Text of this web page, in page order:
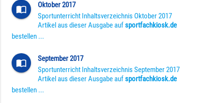
import_contacts
Oktober 2017
Sportunterricht Inhaltsverzeichnis Oktober 2017
Artikel aus dieser Ausgabe aufsportfachkiosk.de
bestellen ...
import_contacts
September 2017
Sportunterricht Inhaltsverzeichnis September 2017
Artikel aus dieser Ausgabe aufsportfachkiosk.de
bestellen ...